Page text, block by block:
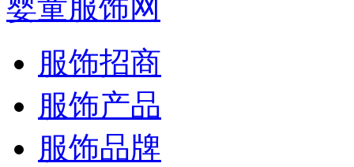
婴童服饰网
服饰招商
服饰产品
服饰品牌